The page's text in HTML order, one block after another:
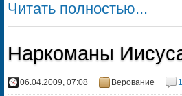
Читать полностью...
Наркоманы
06.04.2009, 07:08 Верование